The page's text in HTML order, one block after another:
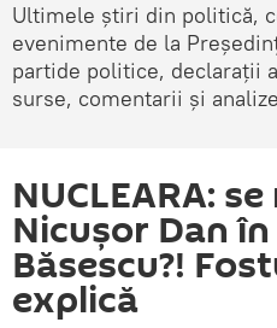
Ultimele știri din politică,
evenimente de la
partide politice, declarații
surse, comentarii și analize
NUCLEARA:
Nicușor Dan
Băsescu?!
explică